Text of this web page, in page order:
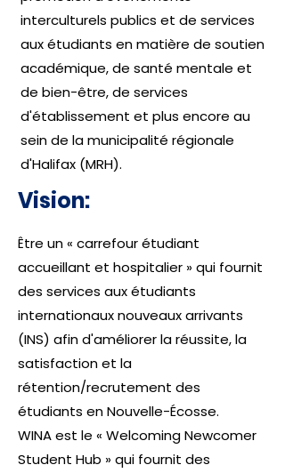
interculturels publics et de services
aux étudiants en matière de soutien
académique, de santé mentale et
de bien-être, de services
d'établissement et plus encore au
sein de la municipalité régionale
d'Halifax (MRH).
Vision:
Être un « carrefour étudiant
accueillant et hospitalier » qui fournit
des services aux étudiants
internationaux nouveaux arrivants
(INS) afin d'améliorer la réussite, la
satisfaction et la
rétention/recrutement des
étudiants en Nouvelle-Écosse.
WINA est le « Welcoming Newcomer
Student Hub » qui fournit des